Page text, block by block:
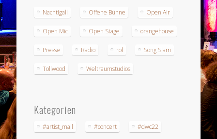
Nachtigall Offene Bühne Open Air
Open Mic Open Stage orangehouse
Presse Radio rol Song Slam
Tollwood Weltraumstudios
Kategorien
#artist_mail #concert #dwc22